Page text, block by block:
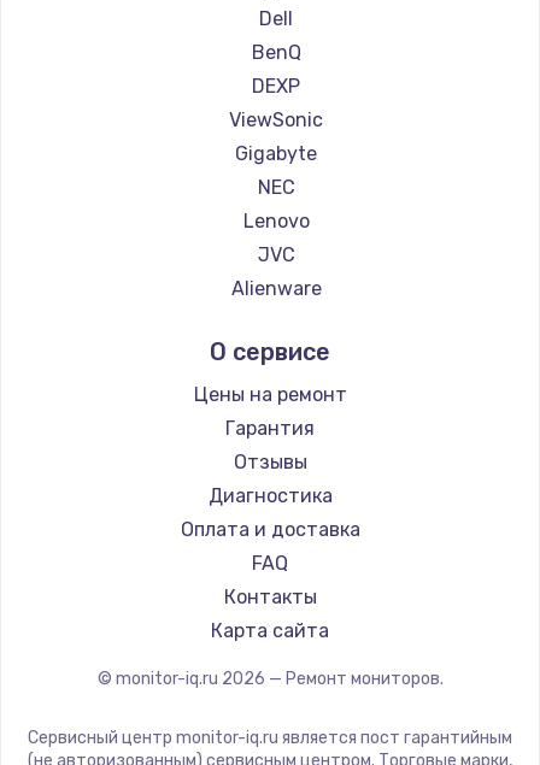
Ремонт мониторов Dahua
Dell
BenQ
DEXP
ViewSonic
Gigabyte
NEC
Lenovo
JVC
Alienware
Thunderobot
Hisense
АОС
Ardor
Machenike
iru
Titan Army
iFFALCON
Dahua
О сервисе
Цены на ремонт
Гарантия
Отзывы
Диагностика
Оплата и доставка
FAQ
Контакты
Карта сайта
© monitor-iq.ru 2026 — Ремонт мониторов.
Сервисный центр monitor-iq.ru является пост гарантийным
(не авторизованным) сервисным центром. Торговые марки,